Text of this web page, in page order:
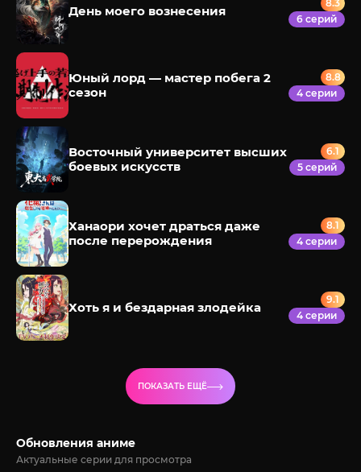
День моего вознесения
8.3
6 серий
Юный лорд — мастер побега 2
сезон
8.8
4 серии
Восточный университет высших
боевых искусств
6.1
5 серий
Ханаори хочет драться даже
после перерождения
8.1
4 серии
Хоть я и бездарная злодейка
9.1
4 серии
ПОКАЗАТЬ ЕЩЁ
Обновления аниме
Актуальные серии для просмотра